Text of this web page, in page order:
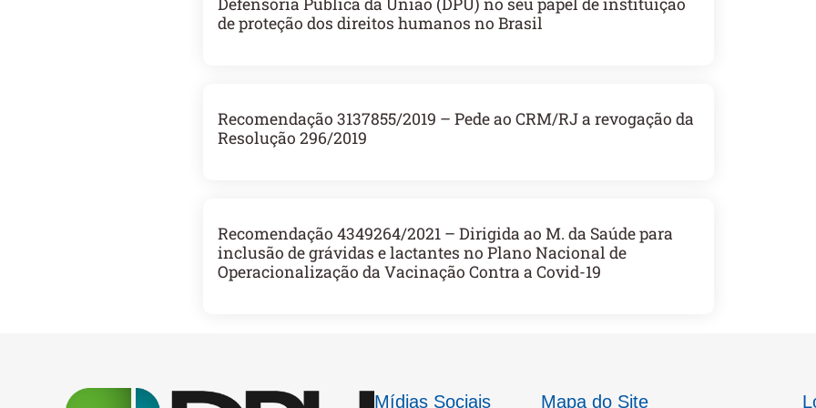
de proteção dos direitos humanos no Brasil
Recomendação 3137855/2019 – Pede ao CRM/RJ a revogação da
Resolução 296/2019
Recomendação 4349264/2021 – Dirigida ao M. da Saúde para
inclusão de grávidas e lactantes no Plano Nacional de
Operacionalização da Vacinação Contra a Covid-19
Mídias Sociais Mapa do Site